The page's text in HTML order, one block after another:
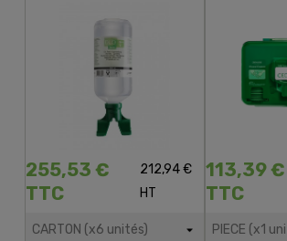
255,53 €
TTC
212,94 €
HT
113,39 €
TTC